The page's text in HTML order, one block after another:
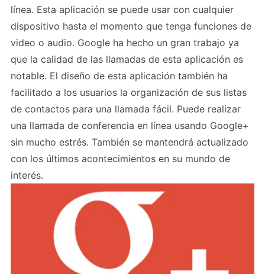
línea. Esta aplicación se puede usar con cualquier
dispositivo hasta el momento que tenga funciones de
video o audio. Google ha hecho un gran trabajo ya
que la calidad de las llamadas de esta aplicación es
notable. El diseño de esta aplicación también ha
facilitado a los usuarios la organización de sus listas
de contactos para una llamada fácil. Puede realizar
una llamada de conferencia en línea usando Google+
sin mucho estrés. También se mantendrá actualizado
con los últimos acontecimientos en su mundo de
interés.